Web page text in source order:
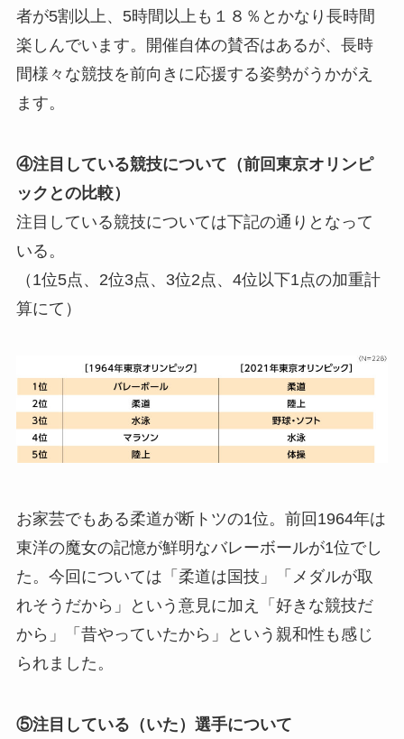
者が5割以上、5時間以上も１８％とかなり長時間
楽しんでいます。開催自体の賛否はあるが、長時
間様々な競技を前向きに応援する姿勢がうかがえ
ます。
④注目している競技について（前回東京オリンピ
ックとの比較）
注目している競技については下記の通りとなって
いる。
（1位5点、2位3点、3位2点、4位以下1点の加重計
算にて）
お家芸でもある柔道が断トツの1位。前回1964年は
東洋の魔女の記憶が鮮明なバレーボールが1位でし
た。今回については「柔道は国技」「メダルが取
れそうだから」という意見に加え「好きな競技だ
から」「昔やっていたから」という親和性も感じ
られました。
⑤注目している（いた）選手について